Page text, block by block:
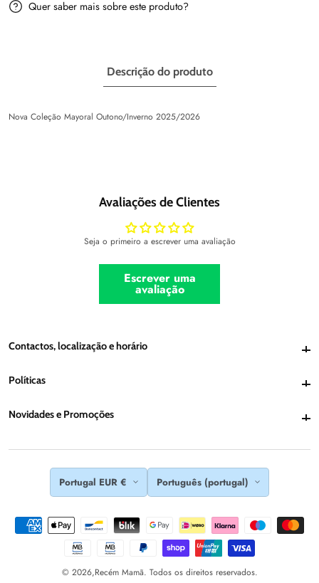
Quer saber mais sobre este produto?
Descrição do produto
Nova Coleção Mayoral Outono/Inverno 2025/2026
Avaliações de Clientes
Seja o primeiro a escrever uma avaliação
Escrever uma
avaliação
Contactos, localização e horárioContactos, localização e horário
Políticas
Novidades e PromoçõesNovidades e Promoções
Portugal EUR € Português (portugal)
© 2026,Recém Mamã. Todos os direitos reservados.